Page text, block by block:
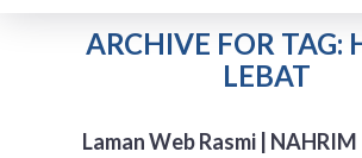
ARCHIVE FOR TAG:
LEBAT
Laman Web Rasmi | NAHRIM